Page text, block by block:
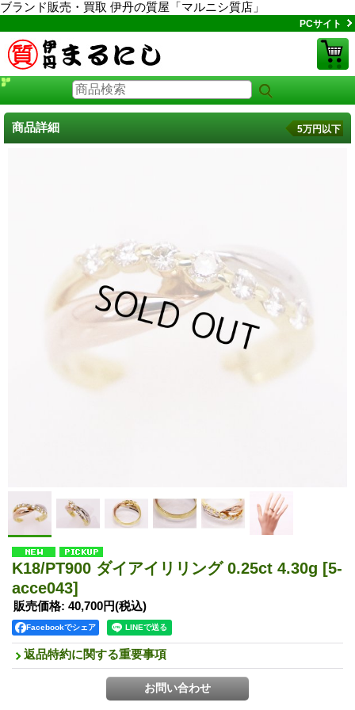
ブランド販売・買取 伊丹の質屋「マルニシ質店」
PCサイト
商品詳細 5万円以下
K18/PT900 ダイアイリリング 0.25ct 4.30g [5-
acce043]
販売価格: 40,700円(税込)
Facebookでシェア
返品特約に関する重要事項